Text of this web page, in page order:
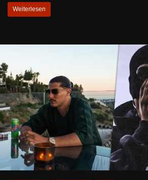
Weiterlesen